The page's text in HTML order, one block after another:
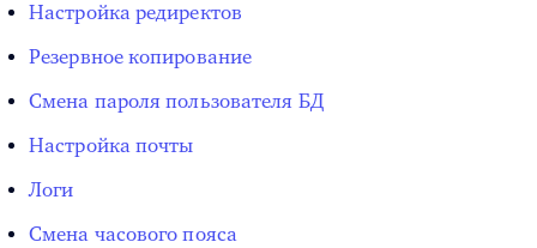
Настройка редиректов
Резервное копирование
Смена пароля пользователя БД
Настройка почты
Логи
Смена часового пояса